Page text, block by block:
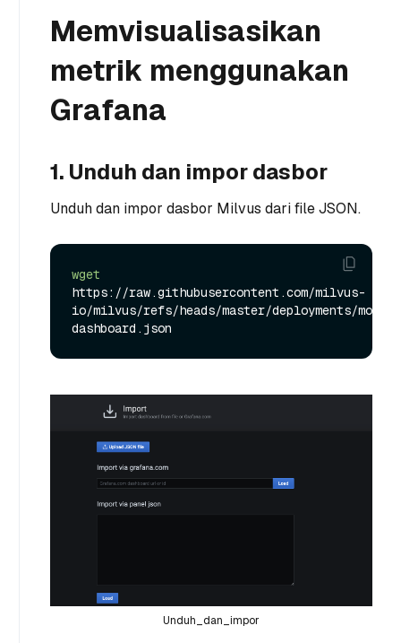
Memvisualisasikan
metrik menggunakan
Grafana
1. Unduh dan impor dasbor
Unduh dan impor dasbor Milvus dari file JSON.
wget
https://raw.githubusercontent.com/milvus-
io/milvus/refs/heads/master/deployments/
Unduh_dan_impor